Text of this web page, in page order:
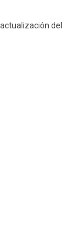
del